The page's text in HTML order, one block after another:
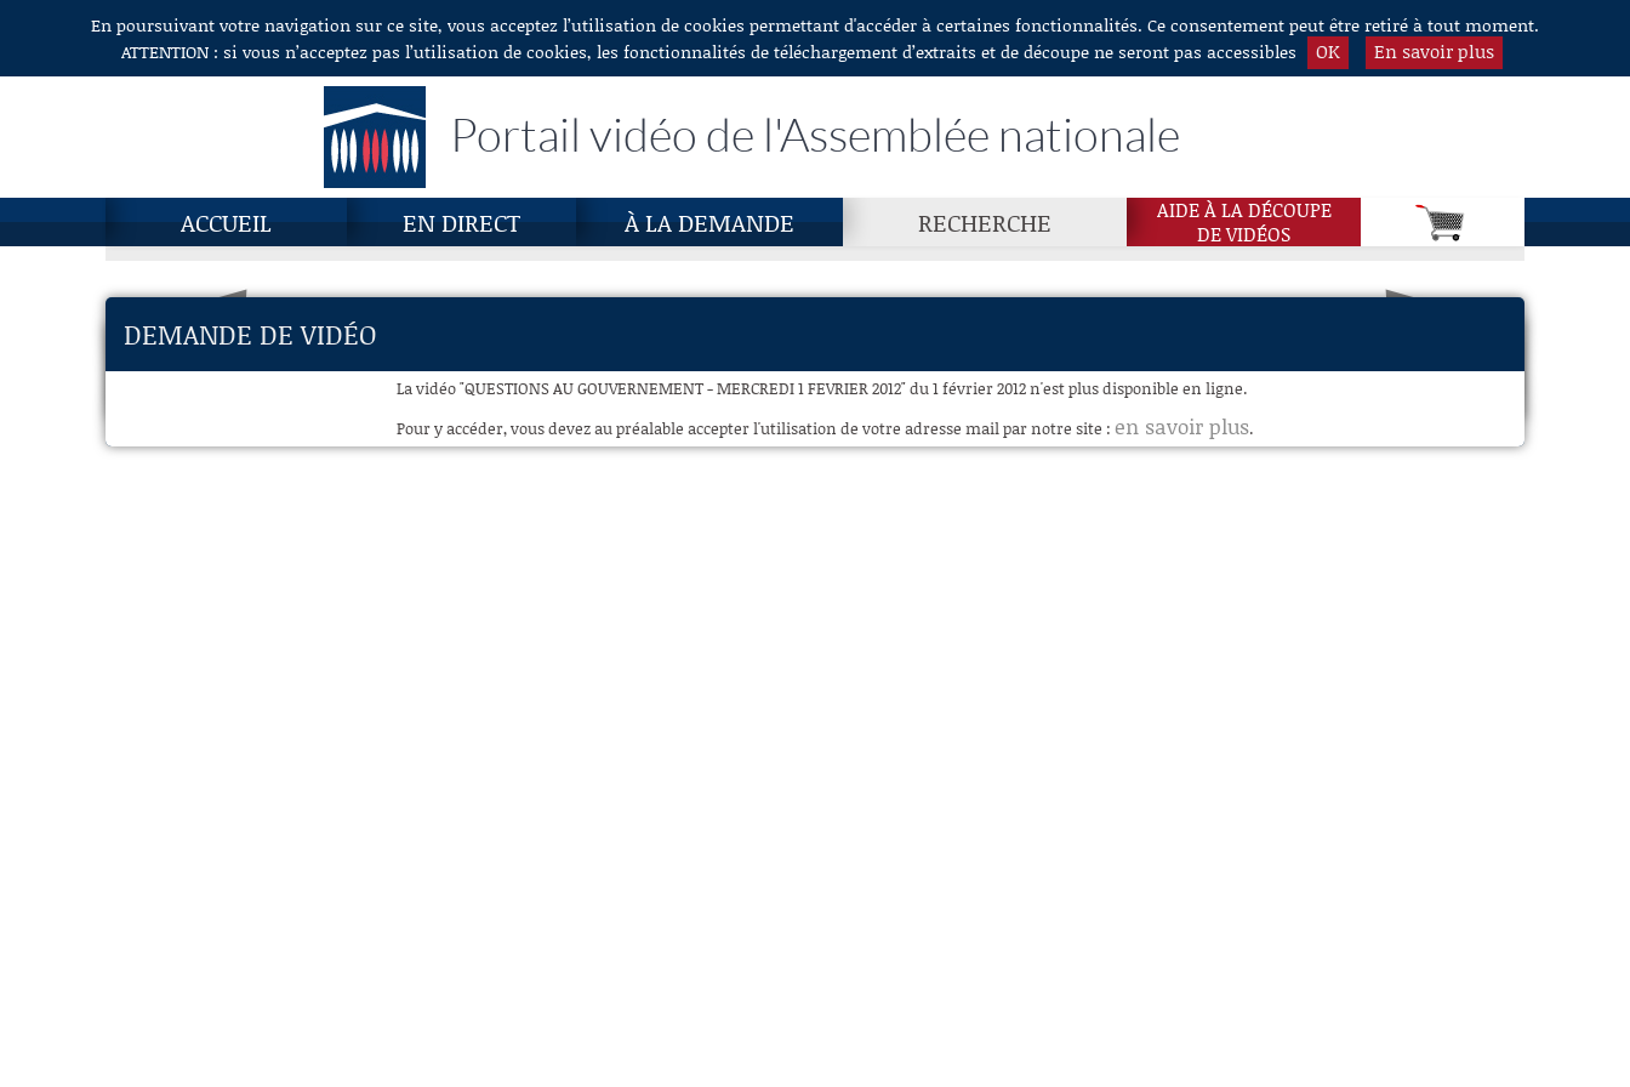
Aller au contenuEn poursuivant votre navigation sur ce site, vous acceptez l’utilisation de cookies permettant d'accéder à certaines fonctionnalités. Ce consentement peut être retiré à tout moment.
ATTENTION : si vous n’acceptez pas l’utilisation de cookies, les fonctionnalités de téléchargement d’extraits et de découpe ne seront pas accessibles
OK En savoir plus
Portail vidéo de l'Assemblée nationale
ACCUEIL EN DIRECT À LA DEMANDE RECHERCHE
AIDE À LA DÉCOUPE
DE VIDÉOS
DEMANDE DE VIDÉO
La vidéo "QUESTIONS AU GOUVERNEMENT - MERCREDI 1 FEVRIER 2012" du 1 février 2012 n'est plus disponible en ligne.
Pour y accéder, vous devez au préalable accepter l'utilisation de votre adresse mail par notre site : en savoir plus.